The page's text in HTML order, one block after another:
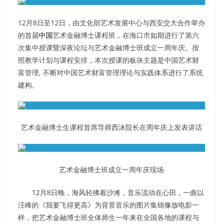
12月8日至12日，由文化部艺术发展中心与西安交大合作举办
的首届中国艺术金融博士课程班，在海口市如期进行了第六
次集中授课暨深夜论坛与艺术金融博士班成立一周年庆。按
照教学计划与课程安排，本次授课的板块主题是中国艺术财
富管理, 不断对中国艺术财富管理理论与实践体系进行了系统
建构。
艺术金融博士生课程首席导师西沐院长在周年庆上发表讲话
艺术金融博士班成立一周年庆现场
12月8日晚，海风轻拂着沙滩，音乐流动在心田，一曲以
汪峰的《我要飞得更高》为背景音乐的图片集锦像放电影一
样，把艺术金融博士班全体师生一年来在全国各地的课程与